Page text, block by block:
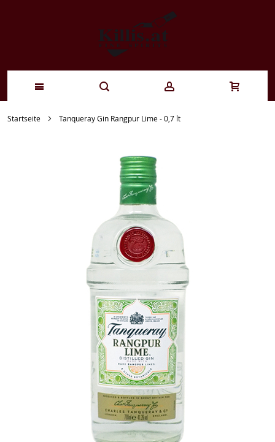
Zum
Startseite Tanqueray Gin Rangpur Lime - 0,7 lt